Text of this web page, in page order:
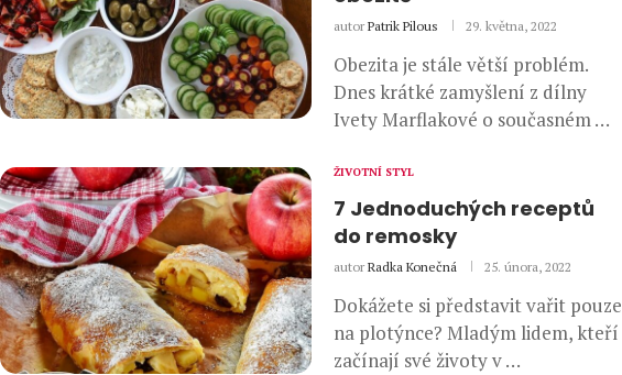
autor Patrik Pilous 29. května, 2022
Obezita je stále větší problém.
Dnes krátké zamyšlení z dílny
Ivety Marflakové o současném …
ŽIVOTNÍ STYL
7 Jednoduchých receptů
do remosky
autor Radka Konečná 25. února, 2022
Dokážete si představit vařit pouze
na plotýnce? Mladým lidem, kteří
začínají své životy v …